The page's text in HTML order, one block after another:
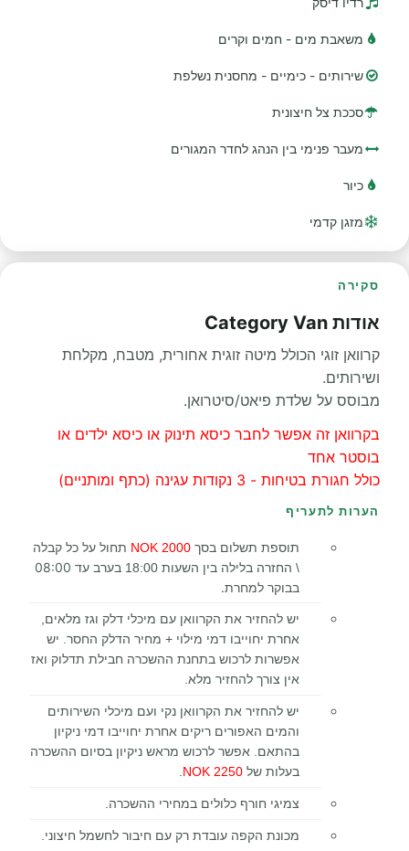
משאבת מים - חמים וקרים
שירותים - כימיים - מחסנית נשלפת
סככת צל חיצונית
מעבר פנימי בין הנהג לחדר המגורים
כיור
מזגן קדמי
סקירה
אודות Category Van
קרוואן זוגי הכולל מיטה זוגית אחורית, מטבח, מקלחת
ושירותים.
מבוסס על שלדת פיאט/סיטרואן.
בקרוואן זה אפשר לחבר כיסא תינוק או כיסא ילדים או
בוסטר אחד
כולל חגורת בטיחות - 3 נקודות עגינה (כתף ומותניים)
הערות לתעריף
תוספת תשלום בסך 2000 NOK
תחול על כל קבלה
\ החזרה בלילה בין השעות 18:00
בערב עד 08:00
בבוקר למחרת.
יש להחזיר את הקרוואן עם מיכלי דלק וגז מלאים,
אחרת יחוייבו דמי מילוי + מחיר הדלק החסר. יש
אפשרות לרכוש בתחנת ההשכרה חבילת תדלוק ואז
אין צורך להחזיר מלא.
יש להחזיר את הקרוואן נקי ועם מיכלי השירותים
והמים האפורים ריקים אחרת יחוייבו דמי ניקיון
בהתאם. אפשר לרכוש מראש ניקיון בסיום ההשכרה
בעלות של 2250 NOK
צמיגי חורף כלולים במחירי ההשכרה.
מכונת הקפה עובדת רק עם חיבור לחשמל חיצוני.